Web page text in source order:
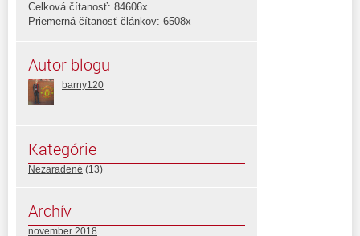
Celková čítanosť: 84606x
Priemerná čítanosť článkov: 6508x
Autor blogu
barny120
Kategórie
Nezaradené (13)
Archív
november 2018